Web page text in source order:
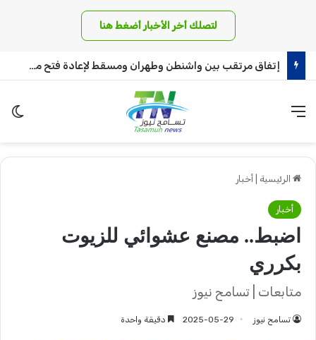
لتصلك أخر الأخبار أضغط هنا
إتفاق مرتقب بين واشنطن وطهران ومسقط لإعادة فتح مضيق هرمز
القائمة
الرئيسية أخبار
أخبار
اضبط.. مصنع عشوائي للزيوت
بكرري
متابعات | تسامح نيوز
تسامح نيوز 2025-05-29 دقيقة واحدة